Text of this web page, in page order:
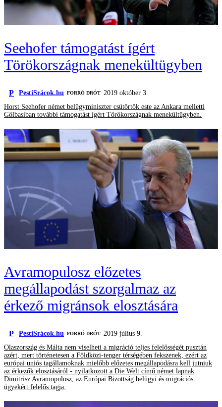
Seehofer támogatást ígért
Törökországnak menekültügyben
P PestiSrácok.hu FORRÓ DRÓT 2019 október 3.
Horst Seehofer német belügyminiszter csütörtök este az Ankara melletti
Gölbasiban további támogatást ígért Törökországnak menekültügyben.
Avramopulosz előzetes
megállapodást szorgalmaz az
érkező migránsok elosztására
P PestiSrácok.hu FORRÓ DRÓT
2019 július 9.
Olaszország és Málta nem viselheti a migráció teljes felelősségét pusztán
azért, mert történetesen a Földközi-tenger térségében fekszenek, ezért az
európai uniós tagállamoknak mielőbb előzetes megállapodásra kell jutniuk
az érkezők elosztásáról - nyilatkozott a Die Welt című német lapnak
Dimitrisz Avramopulosz, az Európai Bizottság belügyi és migrációs
ügyekért felelős tagja.